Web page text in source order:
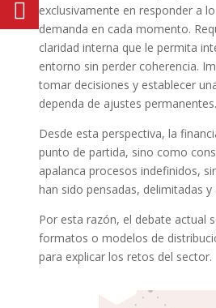
exclusivamente en responder a
demanda en cada momento.
claridad interna que le permita
entorno sin perder coherencia.
tomar decisiones y establecer
dependa de ajustes permanentes.
Desde esta perspectiva, la
punto de partida, sino como
apalanca procesos indefinidos,
han sido pensadas, delimitadas y
Por esta razón, el debate actual
formatos o modelos de
para explicar los retos del sector.